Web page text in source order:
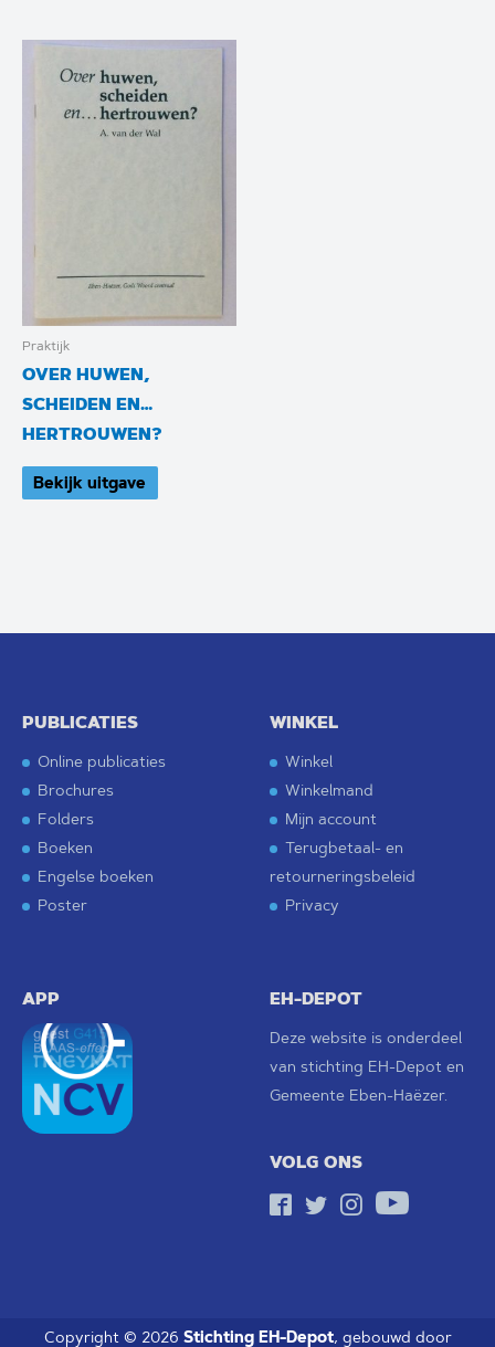
Praktijk
OVER HUWEN,
SCHEIDEN EN…
HERTROUWEN?
Bekijk uitgave
PUBLICATIES
Online publicaties
Brochures
Folders
Boeken
Engelse boeken
Poster
WINKEL
Winkel
Winkelmand
Mijn account
Terugbetaal- en
retourneringsbeleid
Privacy
APP EH-DEPOT
Deze website is onderdeel
van stichting EH-Depot en
Gemeente Eben-Haëzer.
VOLG ONS
Copyright © 2026 Stichting EH-Depot, gebouwd door